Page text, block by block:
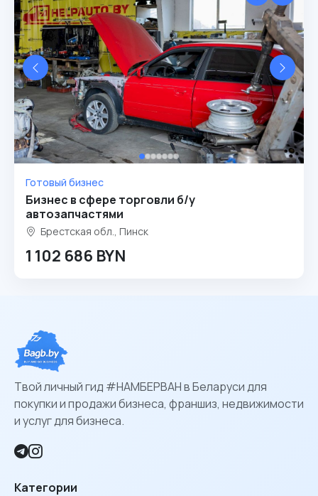
Готовый бизнес
Бизнес в сфере торговли б/у
автозапчастями
Брестская обл., Пинск
1 102 686 BYN
Твой личный гид #НАМБЕРВАН в Беларуси для
покупки и продажи бизнеса, франшиз, недвижимости
и услуг для бизнеса.
Категории